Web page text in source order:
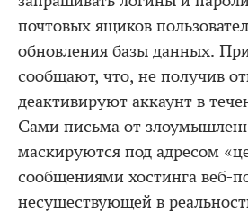
почтовых ящиков
обновления базы данных.
сообщают, что, не получив
деактивируют аккаунт в
Сами письма от
маскируются под адресом
сообщениями хостинга веб-
несуществующей в